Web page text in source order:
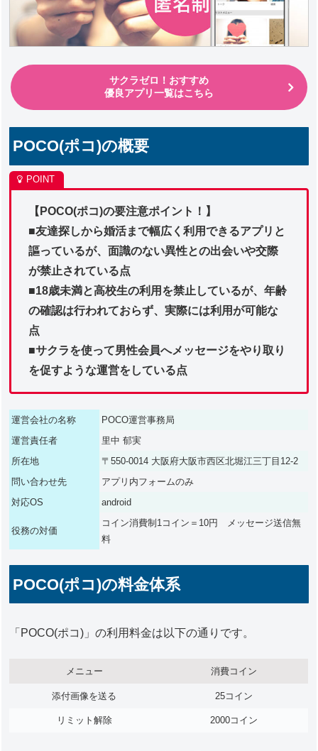
サクラゼロ！おすすめ
優良アプリ一覧はこちら
POCO(ポコ)の概要
【POCO(ポコ)の要注意ポイント！】
■友達探しから婚活まで幅広く利用できるアプリと
謳っているが、面識のない異性との出会いや交際
が禁止されている点
■18歳未満と高校生の利用を禁止しているが、年齢
の確認は行われておらず、実際には利用が可能な
点
■サクラを使って男性会員へメッセージをやり取り
を促すような運営をしている点
運営会社の名称
POCO運営事務局
運営責任者
里中 郁実
所在地
〒550-0014 大阪府大阪市西区北堀江三丁目12-2
問い合わせ先
アプリ内フォームのみ
対応OS
android
役務の対価
コイン消費制1コイン＝10円 メッセージ送信無
料
POCO(ポコ)の料金体系
「POCO(ポコ)」の利用料金は以下の通りです。
メニュー 消費コイン
添付画像を送る 25コイン
リミット解除 2000コイン